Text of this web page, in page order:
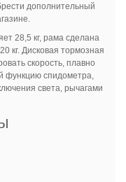
дополнительный
28,5 кг, рама сделана
кг. Дисковая тормозная
скорость, плавно
функцию спидометра,
света, рычагами